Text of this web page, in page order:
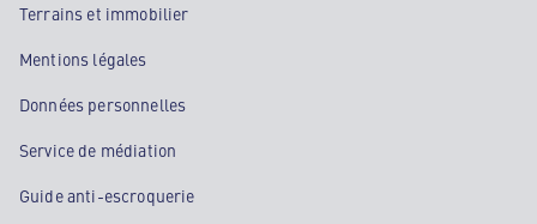
Terrains et immobilier
Mentions légales
Données personnelles
Service de médiation
Guide anti-escroquerie